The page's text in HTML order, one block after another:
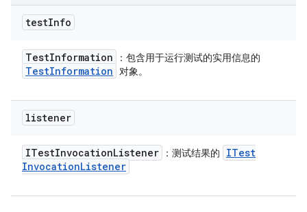
testInfo
TestInformation ：包含用于运行测试的实用信息的
TestInformation 对象。
listener
ITestInvocationListener ：测试结果的
ITest
InvocationListener